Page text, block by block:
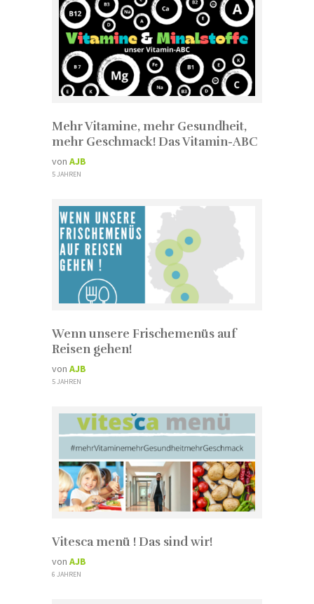
Mehr Vitamine, mehr Gesundheit,
mehr Geschmack! Das Vitamin-ABC
von AJB
5 JAHREN
Wenn unsere Frischemenüs auf
Reisen gehen!
von AJB
5 JAHREN
Vitesca menü ! Das sind wir!
von AJB
6 JAHREN